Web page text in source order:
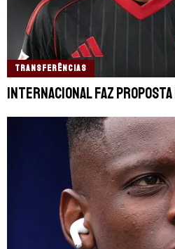
TRANSFERÊNCIAS
Internacional faz proposta